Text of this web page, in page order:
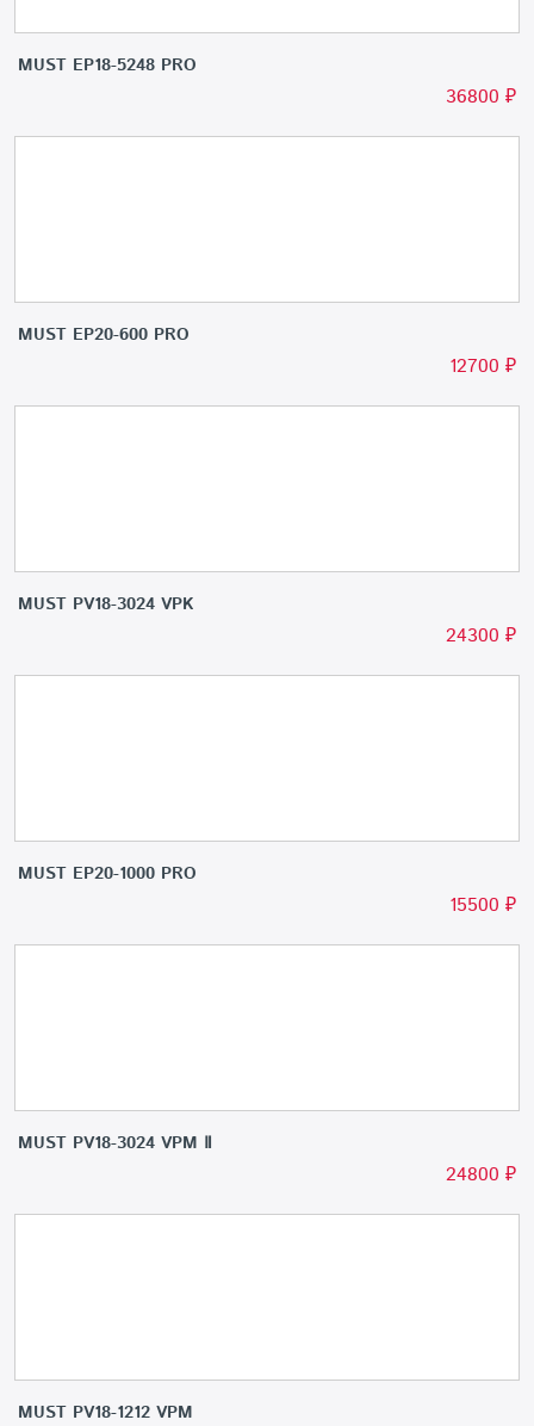
MUST EP18-5248 PRO
36800 ₽
MUST EP20-600 PRO
12700 ₽
MUST PV18-3024 VPK
24300 ₽
MUST EP20-1000 PRO
15500 ₽
MUST PV18-3024 VPM Ⅱ
24800 ₽
MUST PV18-1212 VPM